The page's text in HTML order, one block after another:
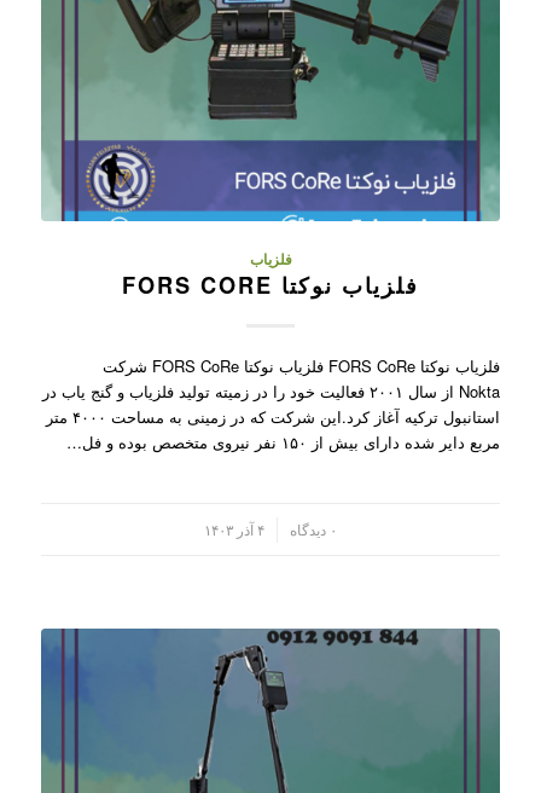
فلزیاب
فلزیاب نوکتا FORS CORE
فلزیاب نوکتا FORS CoRe فلزیاب نوکتا FORS CoRe شرکت
Nokta از سال ۲۰۰۱ فعالیت خود را در زمیته تولید فلزیاب و گنج یاب در
استانبول ترکیه آغاز کرد.این شرکت که در زمینی به مساحت ۴۰۰۰ متر
مربع دایر شده دارای بیش از ۱۵۰ نفر نیروی متخصص بوده و فل…
۰ دیدگاه ۴ آذر ۱۴۰۳